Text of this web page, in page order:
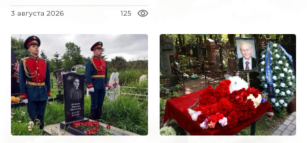
3 августа 2026 125